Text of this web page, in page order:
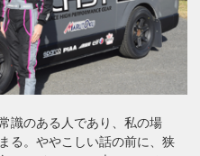
識のある人であり、私の場
る。ややこしい話の前に、狭